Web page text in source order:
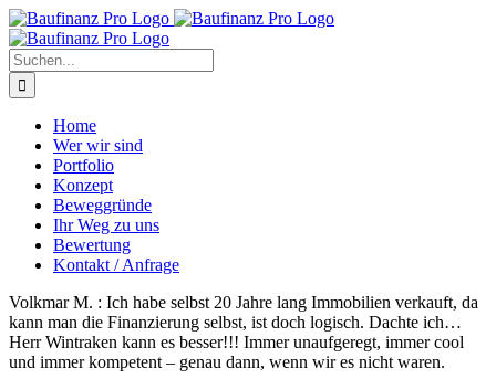
Zum
Inhalt
springen
Suche
nach:
Home
Wer wir sind
Portfolio
Konzept
Beweggründe
Ihr Weg zu uns
Bewertung
Kontakt / Anfrage
Volkmar M. : Ich habe selbst 20 Jahre lang Immobilien verkauft, da
kann man die Finanzierung selbst, ist doch logisch. Dachte ich…
Herr Wintraken kann es besser!!! Immer unaufgeregt, immer cool
und immer kompetent – genau dann, wenn wir es nicht waren.